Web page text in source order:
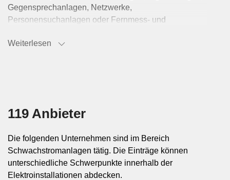
Gegensprechanlagen, Netzwerke,
Personensuchanlagen oder Fernmess- und
Rundfunkverteilungen sowie Zeitdienstsysteme
Gebäuden und technischen Anlagen
Schwachstromanlagen werden in Wohn- und
Geschäftsbauten, öffentlichen Gebäuden,
Industrieanlagen sowie Infrastrukturbauten eingesetzt.
In Verwaltungsgebäuden betreffen sie oft
Weiterlesen
119 Anbieter
Die folgenden Unternehmen sind im Bereich
Schwachstromanlagen tätig. Die Einträge können
unterschiedliche Schwerpunkte innerhalb der
Elektroinstallationen abdecken.